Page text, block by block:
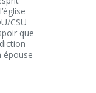
CSU
que
épouse